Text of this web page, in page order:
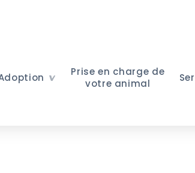
Prise en charge de
votre animal